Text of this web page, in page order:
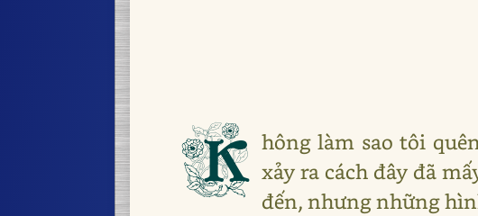
K hông làm sao tôi
xảy ra cách đây đã
đến, nhưng những